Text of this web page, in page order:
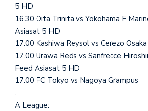
5 HD
16.30 Oita Trinita vs Yokohama F
Asiasat 5 HD
17.00 Kashiwa Reysol vs Cerezo Osaka
17.00 Urawa Reds vs Sanfrecce
Feed Asiasat 5 HD
17.00 FC Tokyo vs Nagoya Grampus
.
A League: